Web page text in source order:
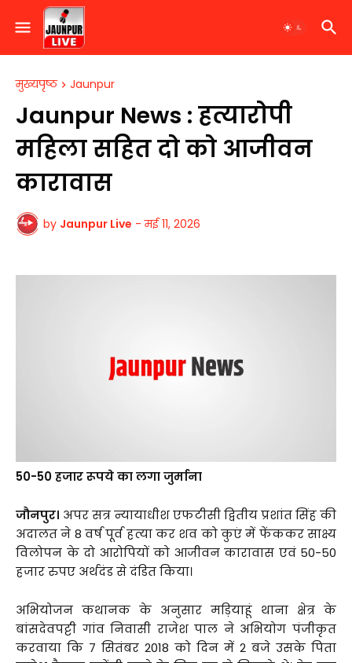
मुख्यपृष्ठ Jaunpur
Jaunpur News : हत्यारोपी
महिला सहित दो को आजीवन
कारावास
by Jaunpur Live - मई 11, 2026
50-50 हजार रूपये का लगा जुर्माना
जौनपुर। अपर सत्र न्यायाधीश एफटीसी द्वितीय प्रशांत सिंह की
अदालत ने 8 वर्ष पूर्व हत्या कर शव को कुएं में फेंककर साक्ष्य
विलोपन के दो आरोपियों को आजीवन कारावास एवं 50-50
हजार रुपए अर्थदंड से दंडित किया।
अभियोजन कथानक के अनुसार मड़ियाहूं थाना क्षेत्र के
बांसदेवपट्टी गांव निवासी राजेश पाल ने अभियोग पंजीकृत
करवाया कि 7 सितंबर 2018 को दिन में 2 बजे उसके पिता